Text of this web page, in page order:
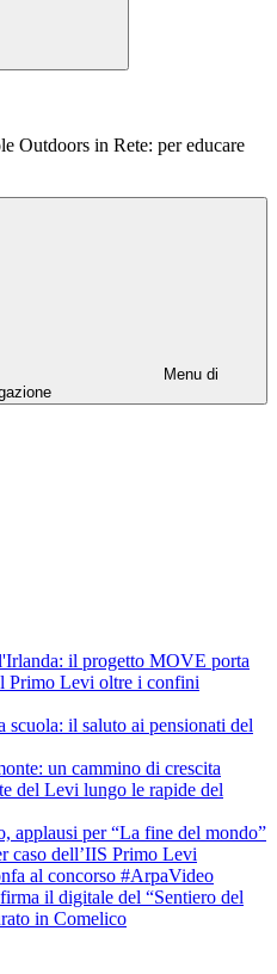
Outdoors in Rete: per educare
Menu di
il progetto MOVE porta
Primo Levi oltre i confini
scuola: il saluto ai pensionati del
un cammino di crescita
del Levi lungo le rapide del
applausi per “La fine del mondo”
caso dell’IIS Primo Levi
al concorso #ArpaVideo
il digitale del “Sentiero del
in Comelico